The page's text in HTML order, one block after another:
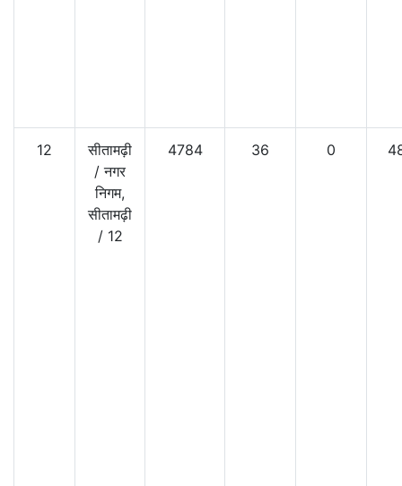
12
सीतामढ़ी
/नगर
निगम,
सीतामढ़ी
/ 12
4784 36 0